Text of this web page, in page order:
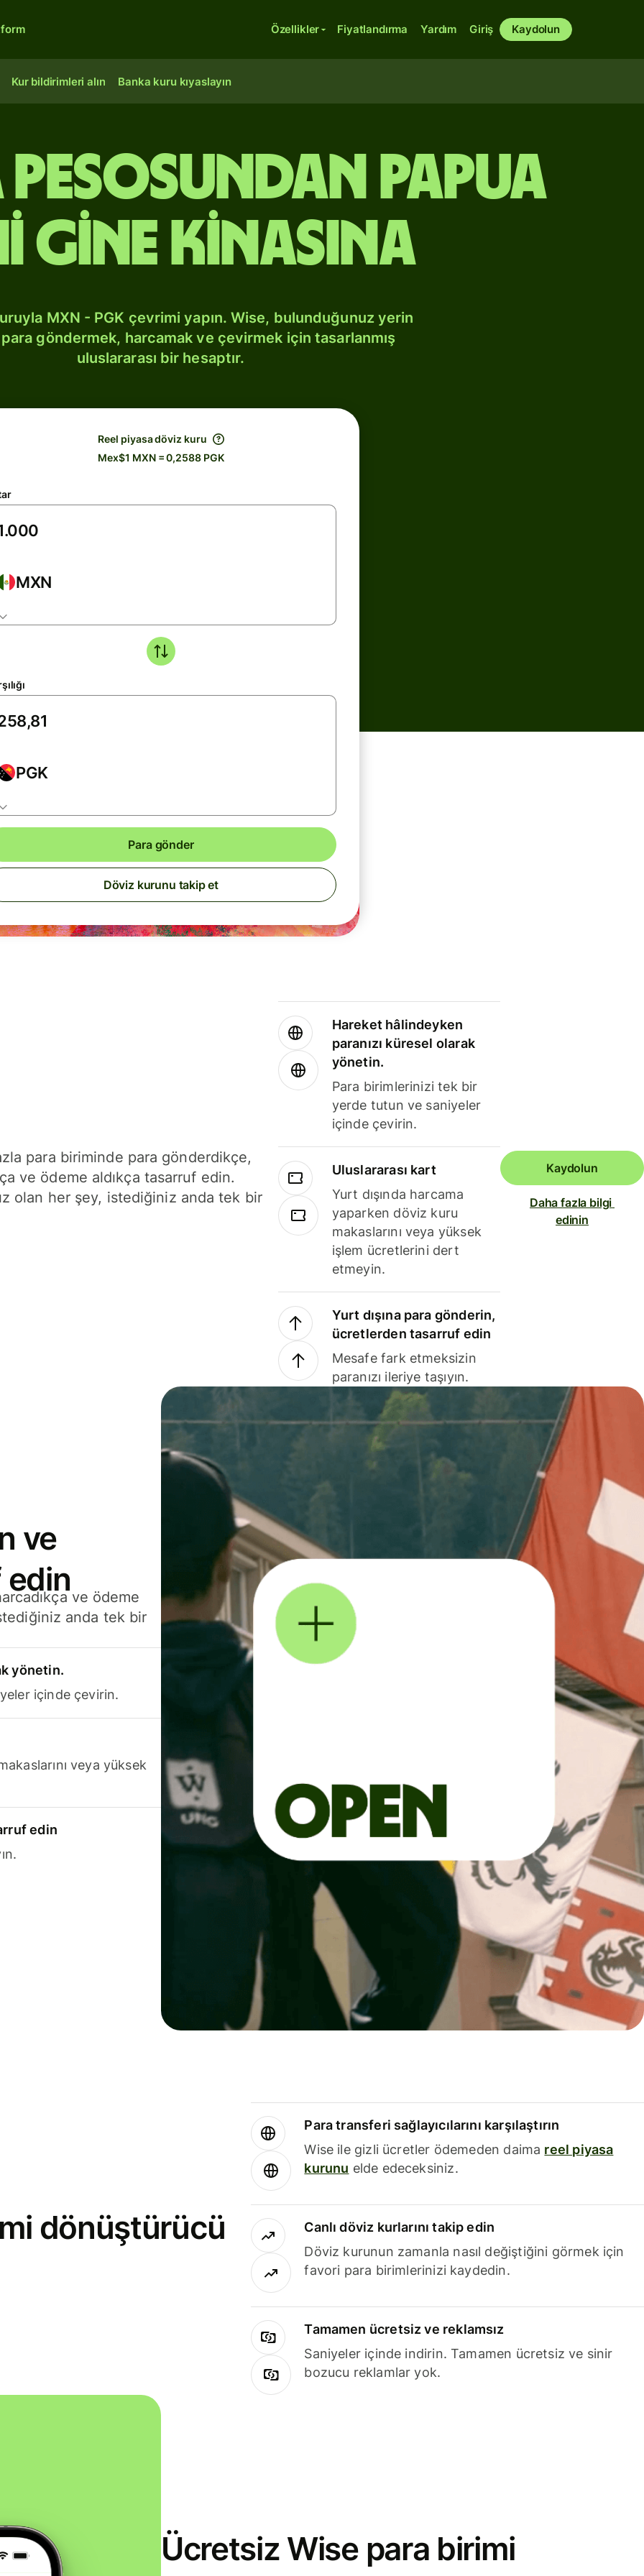
Özellikler Fiyatlandırma Yardım Giriş Kaydolun
Kur bildirimleri alın Banka kuru kıyaslayın
Papua
Gine kinasına
MXN - PGK çevrimi yapın. Wise, bulunduğunuz yerin
göndermek, harcamak ve çevirmek için tasarlanmış
uluslararası bir hesaptır.
Reel piyasa döviz kuru
Mex$1 MXN = 0,2588 PGK
MXN
PGK
Para gönder
Döviz kurunu takip et
para biriminde para gönderdikçe,
ve ödeme aldıkça tasarruf edin.
olan her şey, istediğiniz anda tek bir
Hareket hâlindeyken
paranızı küresel olarak
yönetin.
Para birimlerinizi tek bir
yerde tutun ve saniyeler
içinde çevirin.
Uluslararası kart
Yurt dışında harcama
yaparken döviz kuru
makaslarını veya yüksek
işlem ücretlerini dert
etmeyin.
Yurt dışına para gönderin,
ücretlerden tasarruf edin
Mesafe fark etmeksizin
paranızı ileriye taşıyın.
Kaydolun
Daha fazla bilgi
edinin
ve
edinve ödeme
anda tek bir
yönetin.
içinde çevirin.
veya yüksek
edin
dönüştürücü
Para transferi sağlayıcılarını karşılaştırın
Wise ile gizli ücretler ödemeden daima reel piyasa
kurunu elde edeceksiniz.
Canlı döviz kurlarını takip edin
Döviz kurunun zamanla nasıl değiştiğini görmek için
favori para birimlerinizi kaydedin.
Tamamen ücretsiz ve reklamsız
Saniyeler içinde indirin. Tamamen ücretsiz ve sinir
bozucu reklamlar yok.
Ücretsiz Wise para birimi